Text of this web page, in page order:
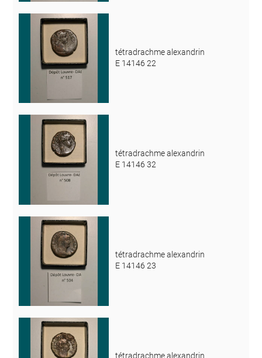
tétradrachme alexandrin
E 14146 22
tétradrachme alexandrin
E 14146 32
tétradrachme alexandrin
E 14146 23
tétradrachme alexandrin